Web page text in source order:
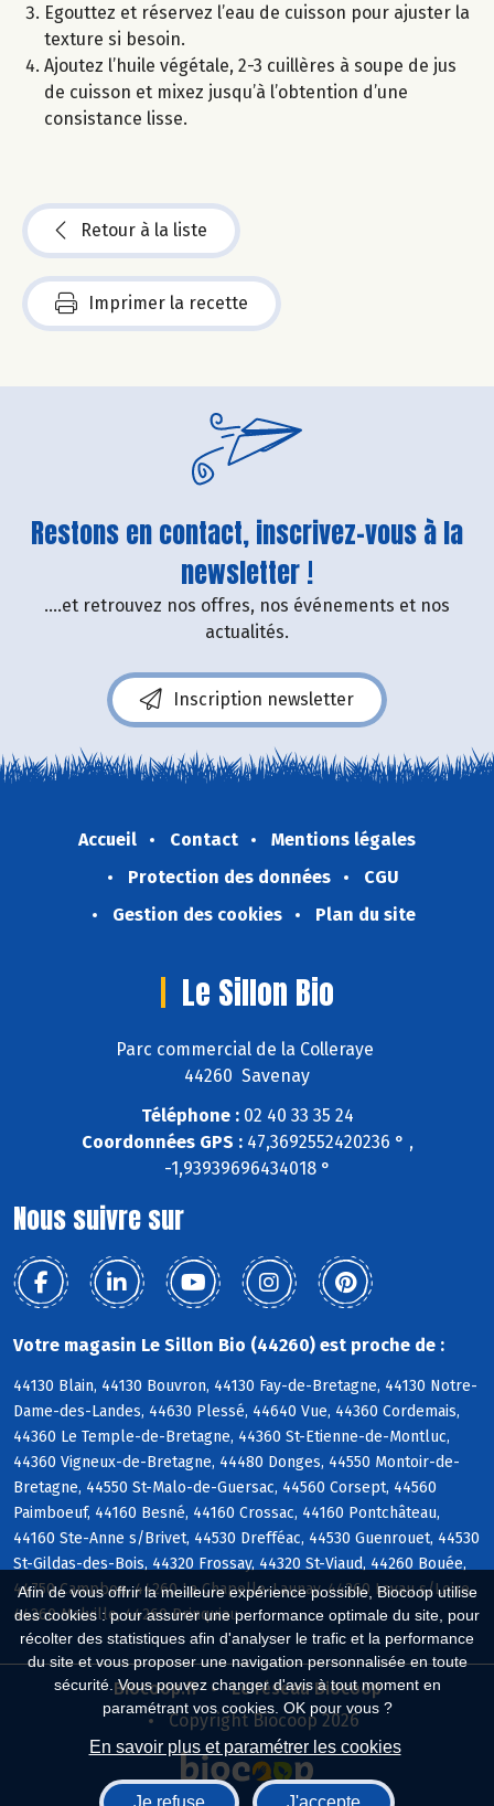
Afin de vous offrir la meilleure expérience possible, Biocoop utilise
des cookies : pour assurer une performance optimale du site, pour
récolter des statistiques afin d'analyser le trafic et la performance
du site et vous proposer une navigation personnalisée en toute
sécurité. Vous pouvez changer d'avis à tout moment en
paramétrant vos cookies. OK pour vous ?
En savoir plus et paramétrer les cookies
Je refuse J'accepte
Egouttez et réservez l’eau de cuisson pour ajuster la
texture si besoin.
Ajoutez l’huile végétale, 2-3 cuillères à soupe de jus
de cuisson et mixez jusqu’à l’obtention d’une
consistance lisse.
Retour à la liste
Imprimer la recette
Restons en contact, inscrivez-vous à la
newsletter !
....et retrouvez nos offres, nos événements et nos
actualités.
Inscription newsletter
Accueil Contact
Mentions légales
Protection des données
CGU
Gestion des cookies
Plan du site
Le Sillon Bio
Parc commercial de la Colleraye
44260 Savenay
Téléphone :02 40 33 35 24
Coordonnées GPS :47,3692552420236 ° ,
-1,93939696434018 °
Nous suivre sur
Votre magasin Le Sillon Bio (44260) est proche de :
44130 Blain, 44130 Bouvron, 44130 Fay-de-Bretagne, 44130 Notre-
Dame-des-Landes, 44630 Plessé, 44640 Vue, 44360 Cordemais,
44360 Le Temple-de-Bretagne, 44360 St-Etienne-de-Montluc,
44360 Vigneux-de-Bretagne, 44480 Donges, 44550 Montoir-de-
Bretagne, 44550 St-Malo-de-Guersac, 44560 Corsept, 44560
Paimboeuf, 44160 Besné, 44160 Crossac, 44160 Pontchâteau,
44160 Ste-Anne s/Brivet, 44530 Drefféac, 44530 Guenrouet, 44530
St-Gildas-des-Bois, 44320 Frossay, 44320 St-Viaud, 44260 Bouée,
44750 Campbon, 44260 La Chapelle-Launay, 44260 Lavau s/Loire,
44260 Malville, 44260 Prinquiau
Biocoop.fr
Le réseau Biocoop
Copyright Biocoop 2026